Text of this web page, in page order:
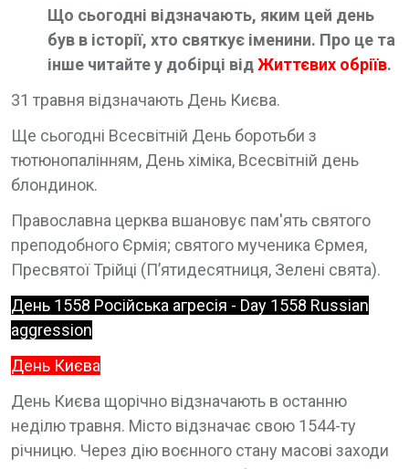
Що сьогодні відзначають, яким цей день
був в історії, хто святкує іменини. Про це та
інше читайте у добірці відЖиттєвих обріїв.
31 травня відзначають День Києва.
Ще сьогодні Всесвітній День боротьби з
тютюнопалінням, День хіміка, Всесвітній день
блондинок.
Православна церква вшановує пам'ять святого
преподобного Єрмія; святого мученика Єрмея,
Пресвятої Трійці (П’ятидесятниця, Зелені свята).
День 1558 Російська агресія - Day 1558 Russian
aggression
День Києва
День Києва щорічно відзначають в останню
неділю травня. Місто відзначає свою 1544-ту
річницю. Через дію воєнного стану масові заходи